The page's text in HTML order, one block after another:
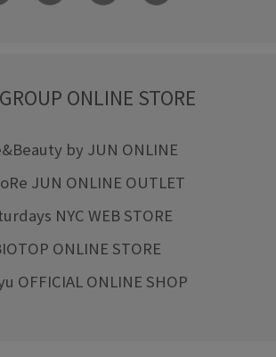
ONLINE STORE
by JUN ONLINE
JUN ONLINE OUTLET
NYC WEB STORE
ONLINE STORE
OFFICIAL ONLINE SHOP